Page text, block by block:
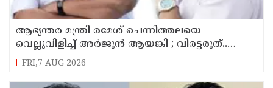
ആഭ്യന്തര മന്ത്രി രമേശ് ചെന്നിത്തലയെ
വെല്ലുവിളിച്ച് അ‍ർജുൻ ആയങ്കി ; വിരട്ടരുത്..
വളർന്ന പാർട്ടി വേറെയാണ് !
FRI,7 AUG 2026